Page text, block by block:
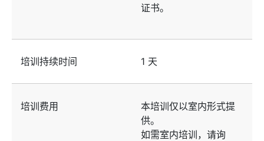
证书。
培训持续时间 1 天
培训费用
本培训仅以室内形式提
供。
如需室内培训，请询